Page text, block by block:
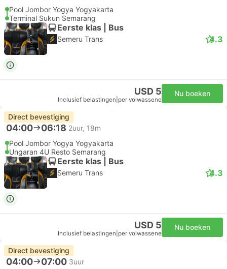
Pool Jombor Yogya Yogyakarta
Terminal Sukun Semarang
Eerste klas | Bus
Semeru Trans 4.3
USD 5
Inclusief belastingen per volwassene
Nu boeken
Direct bevestiging
04:00 06:18 2uur, 18m
Pool Jombor Yogya Yogyakarta
Ungaran 4U Resto Semarang
Eerste klas | Bus
Semeru Trans 4.3
USD 5
Inclusief belastingen per volwassene
Nu boeken
Direct bevestiging
04:00 07:00 3uur